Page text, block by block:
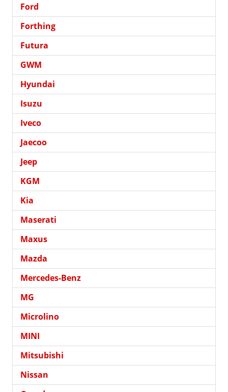
Ford
Forthing
Futura
GWM
Hyundai
Isuzu
Iveco
Jaecoo
Jeep
KGM
Kia
Maserati
Maxus
Mazda
Mercedes-Benz
MG
Microlino
MINI
Mitsubishi
Nissan